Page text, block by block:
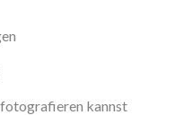
kannst